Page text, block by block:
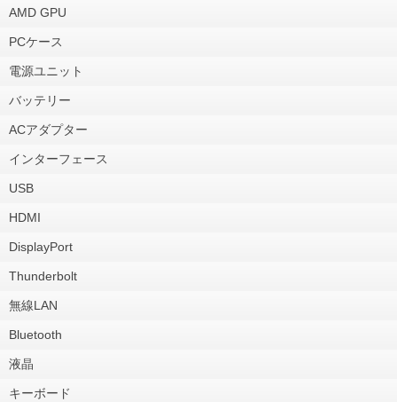
AMD GPU
PCケース
電源ユニット
バッテリー
ACアダプター
インターフェース
USB
HDMI
DisplayPort
Thunderbolt
無線LAN
Bluetooth
液晶
キーボード